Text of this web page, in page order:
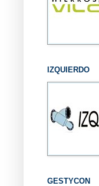
IZQUIERDO
GESTYCON